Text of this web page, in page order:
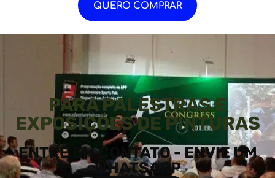
QUERO COMPRAR
PARA PALESTRAS E
EXPOSIÇÕES DE PINTURAS
ENTRE EM CONTATO - ENVIE UM
WHATSAPP